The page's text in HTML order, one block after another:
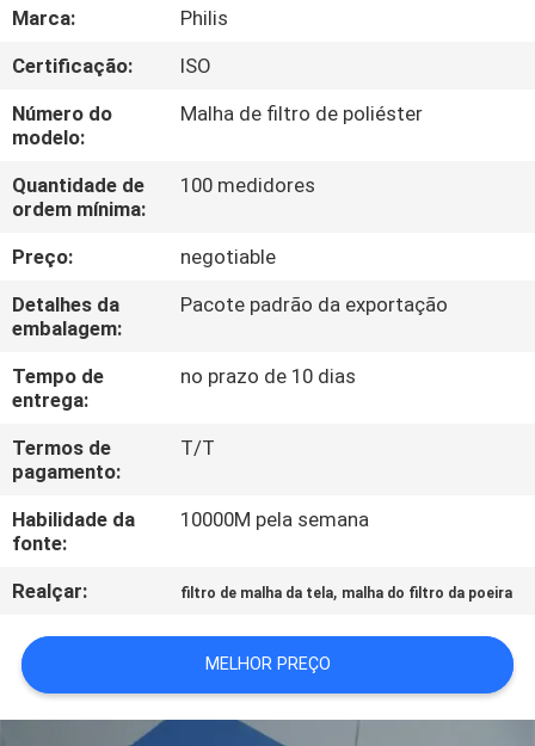
EXCURSÃO
DA
FÁBRICA
CONTROLE
DA
QUALIDADE
CONTACTE-
NOS
PEÇA
UMAS
CITAÇÕES
MAPA
DO
SITE
Marca:
Philis
Certificação:
ISO
Número do
modelo:
Malha de filtro de poliéster
Quantidade de
ordem mínima:
100 medidores
Preço:
negotiable
Detalhes da
embalagem:
Pacote padrão da exportação
Tempo de
entrega:
no prazo de 10 dias
Termos de
pagamento:
T/T
Habilidade da
fonte:
10000M pela semana
Realçar: filtro de malha da tela, malha do filtro da poeira
MELHOR PREÇO